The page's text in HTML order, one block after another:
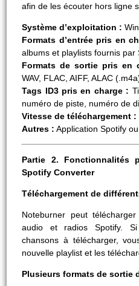
afin de les écouter hors ligne
Système d’exploitation :
Formats d’entrée pris en
albums et playlists fournis par
Formats de sortie pris en
WAV, FLAC, AIFF, ALAC
Tags ID3 pris en charge :
numéro de piste, numéro de
Vitesse de téléchargement :
Autres : Application Spotify
Partie 2. Fonctionnalités
Spotify Converter
Téléchargement de
Noteburner peut
audio et radios Spotify.
chansons à télécharger,
nouvelle playlist et les
Plusieurs formats de sortie